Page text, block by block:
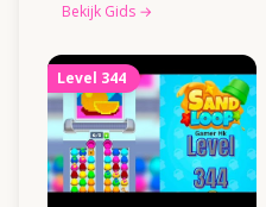
Bekijk Gids →
Level 344